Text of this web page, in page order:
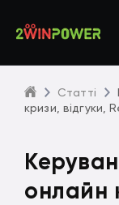
Статті
кризи, відгуки,
онлайн